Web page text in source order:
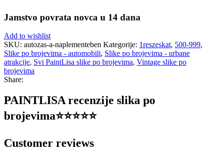
Jamstvo povrata novca u 14 dana
Add to wishlist
SKU: autozas-a-naplementeben Kategorije: 1reszeskat, 500-999,
Slike po brojevima - automobili, Slike po brojevima - urbane
atrakcije, Svi PaintLisa slike po brojevima, Vintage slike po
brojevima
Share:
PAINTLISA recenzije slika po
brojevima⭐️⭐️⭐️⭐️⭐️
Customer reviews